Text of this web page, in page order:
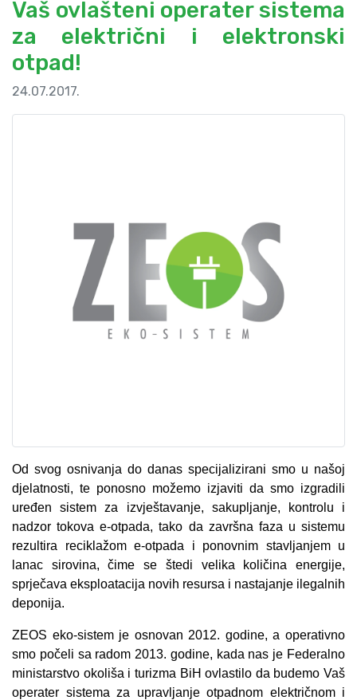
Vaš ovlašteni operater sistema
za električni i elektronski
otpad!
24.07.2017.
Od svog osnivanja do danas specijalizirani smo u našoj
djelatnosti, te ponosno možemo izjaviti da smo izgradili
uređen sistem za izvještavanje, sakupljanje, kontrolu i
nadzor tokova e-otpada, tako da završna faza u sistemu
rezultira reciklažom e-otpada i ponovnim stavljanjem u
lanac sirovina, čime se štedi velika količina energije,
sprječava eksploatacija novih resursa i nastajanje ilegalnih
deponija.
ZEOS eko-sistem je osnovan 2012. godine, a operativno
smo počeli sa radom 2013. godine, kada nas je Federalno
ministarstvo okoliša i turizma BiH ovlastilo da budemo Vaš
operater sistema za upravljanje otpadnom električnom i